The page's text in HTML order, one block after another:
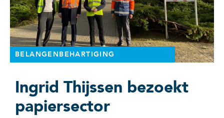
BELANGENBEHARTIGING
Ingrid Thijssen bezoekt
papiersector